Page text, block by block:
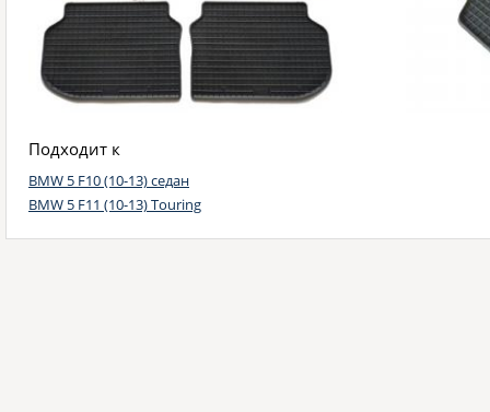
Подходит к
BMW 5 F10 (10-13) седан
BMW 5 F11 (10-13) Touring